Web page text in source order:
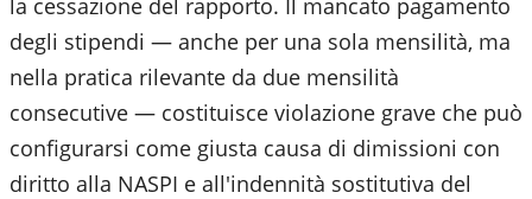
la cessazione del rapporto. Il mancato pagamento
degli stipendi — anche per una sola mensilità, ma
nella pratica rilevante da due mensilità
consecutive — costituisce violazione grave che può
configurarsi come giusta causa di dimissioni con
diritto alla NASPI e all'indennità sostitutiva del